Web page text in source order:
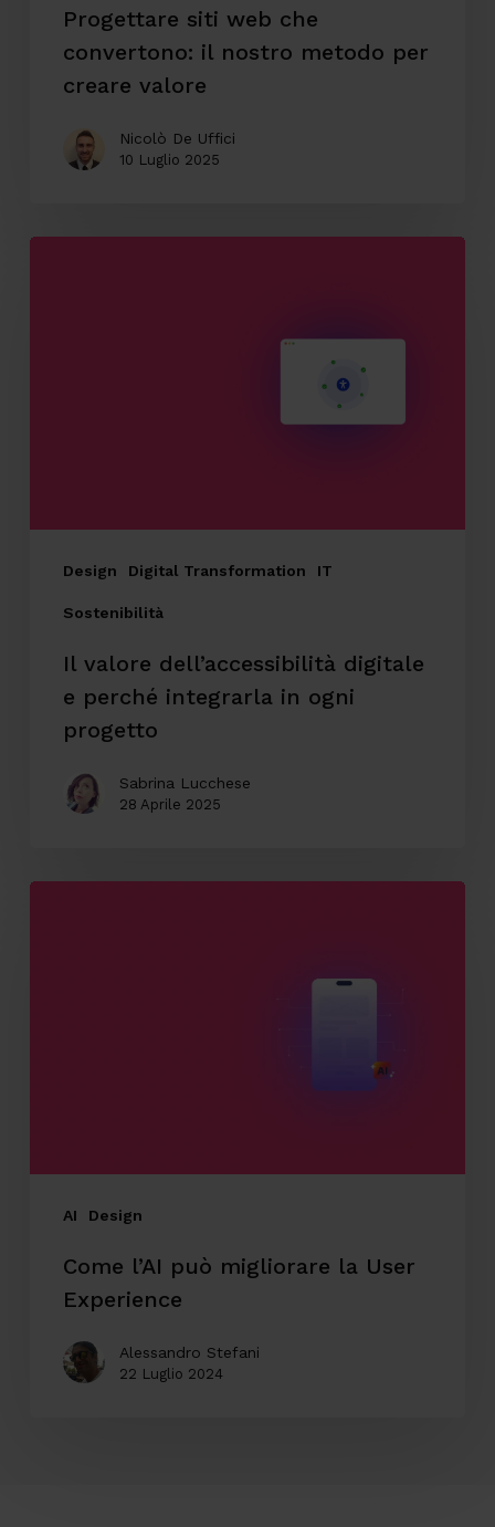
Progettare siti web che
convertono: il nostro metodo per
creare valore
Nicolò De Uffici
10 Luglio 2025
Design Digital Transformation IT
Sostenibilità
ogni
progetto
Il valore dell’accessibilità digitale
e perché integrarla in ogni
progetto
Sabrina Lucchese
28 Aprile 2025
AI Design
Come l’AI può migliorare la User
Experience
Alessandro Stefani
22 Luglio 2024